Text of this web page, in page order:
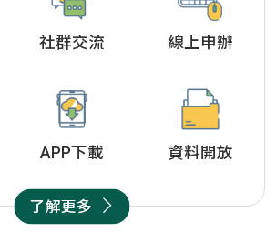
了解更多
社群交流 線上申辦
APP下載 資料開放